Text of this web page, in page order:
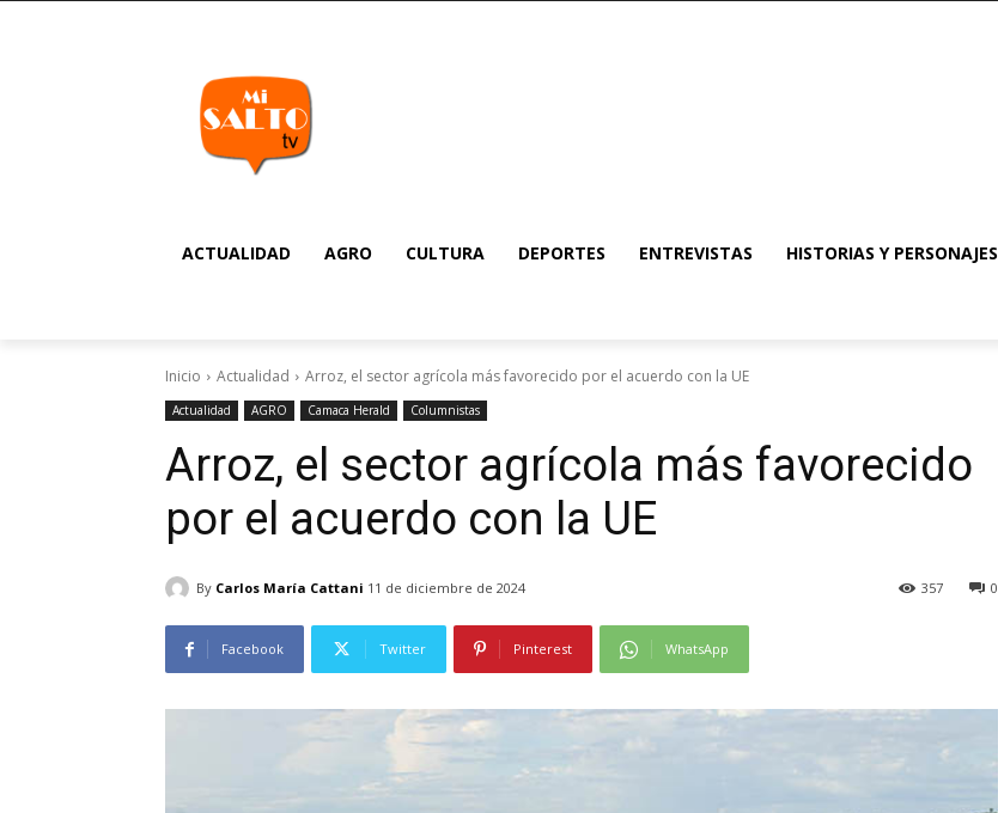
ACTUALIDAD AGRO CULTURA DEPORTES ENTREVISTAS HISTORIAS Y PERSONAJES
Inicio Actualidad Arroz, el sector agrícola más favorecido por el acuerdo con la UE
Actualidad AGRO Camaca Herald Columnistas
Arroz, el sector agrícola más favorecido
por el acuerdo con la UE
By Carlos María Cattani 11 de diciembre de 2024 0
357
Facebook Twitter Pinterest WhatsApp